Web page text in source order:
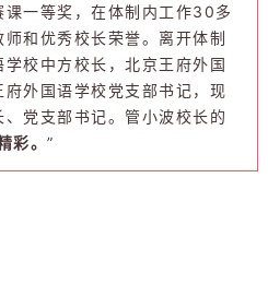
一等奖，在体制内工作30多
和优秀校长荣誉。离开体制
校中方校长，北京王府外国
外国语学校党支部书记，现
党支部书记。管小波校长的
彩。”